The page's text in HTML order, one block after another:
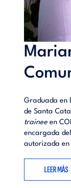
Graduada en
de Santa
trainee en
encargada
autorizada en
LEER MÁS